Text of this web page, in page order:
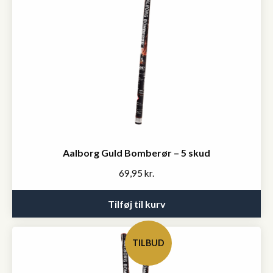
Aalborg Guld Bomberør – 5 skud
69,95 kr.
Tilføj til kurv
TILBUD